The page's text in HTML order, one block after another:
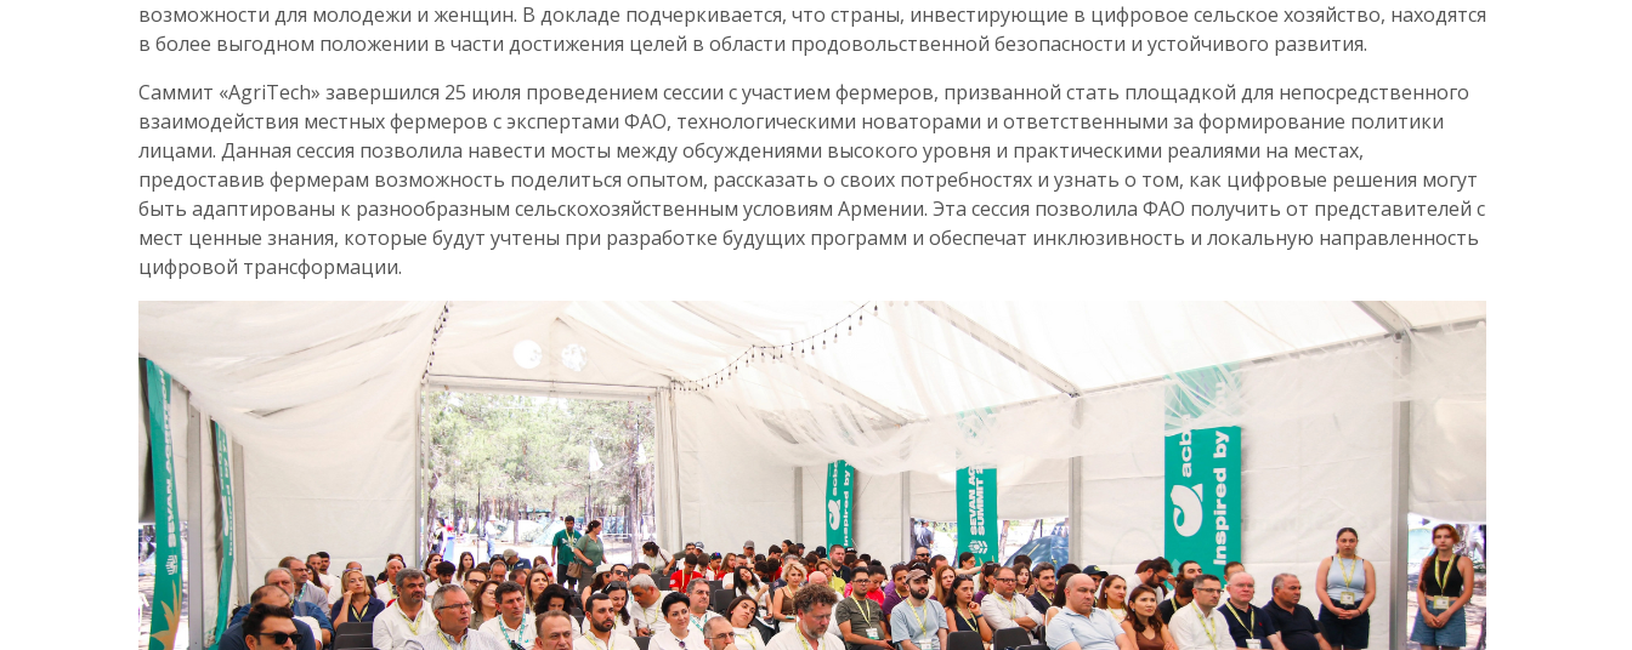
возможности для молодежи и женщин. В докладе подчеркивается, что страны, инвестирующие в цифровое сельское хозяйство, находятся
в более выгодном положении в части достижения целей в области продовольственной безопасности и устойчивого развития.
Саммит «AgriTech» завершился 25 июля проведением сессии с участием фермеров, призванной стать площадкой для непосредственного
взаимодействия местных фермеров с экспертами ФАО, технологическими новаторами и ответственными за формирование политики
лицами. Данная сессия позволила навести мосты между обсуждениями высокого уровня и практическими реалиями на местах,
предоставив фермерам возможность поделиться опытом, рассказать о своих потребностях и узнать о том, как цифровые решения могут
быть адаптированы к разнообразным сельскохозяйственным условиям Армении. Эта сессия позволила ФАО получить от представителей с
мест ценные знания, которые будут учтены при разработке будущих программ и обеспечат инклюзивность и локальную направленность
цифровой трансформации.